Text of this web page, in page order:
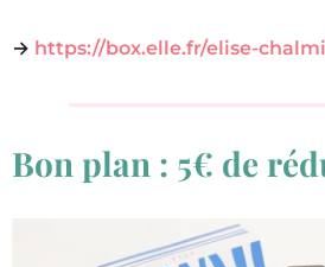
→ https://box.elle.fr/elise-
Bon plan : 5€ de